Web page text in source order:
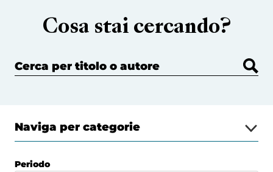
Cosa stai cercando?
Cerca per titolo o autore
Naviga per categorie
Periodo